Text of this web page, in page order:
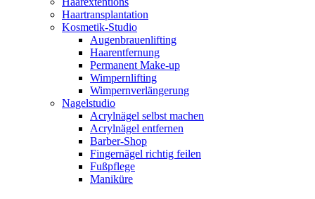
Haartransplantation
Kosmetik-Studio
Augenbrauenlifting
Haarentfernung
Permanent Make-up
Wimpernlifting
Wimpernverlängerung
Nagelstudio
Acrylnägel selbst machen
Acrylnägel entfernen
Barber-Shop
Fingernägel richtig feilen
Fußpflege
Maniküre